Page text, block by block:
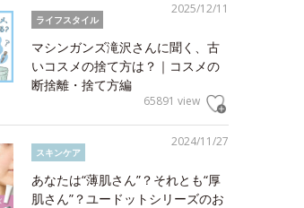
2025/12/11
ライフスタイル
マシンガンズ滝沢さんに聞く、古
いコスメの捨て方は？｜コスメの
断捨離・捨て方編
65891 view
2024/11/27
スキンケア
あなたは“薄肌さん”？それとも“厚
肌さん”？ユードットシリーズのお